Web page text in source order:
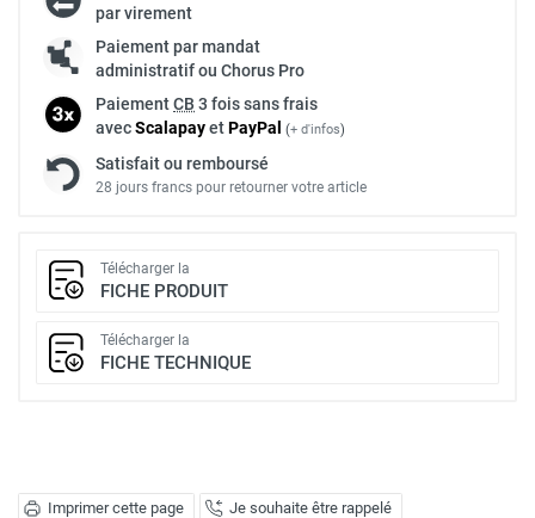
Imprimer cette page Je souhaite être rappelé
par virement
Paiement par mandat
administratif ou Chorus Pro
PaiementCB 3 fois sans frais
avecScalapayetPayPal (+ d'infos)
Satisfait ou remboursé
28 jours francs pour retourner votre article
Télécharger la
FICHE PRODUIT
Télécharger la
FICHE TECHNIQUE